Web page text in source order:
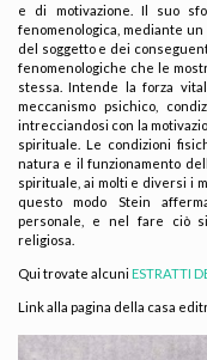
e di motivazione. Il suo
fenomenologica, mediante
del soggetto e dei
fenomenologiche che le
stessa. Intende la forza
meccanismo psichico,
intrecciandosi con la
spirituale. Le condizioni
natura e il funzionamento
spirituale, ai molti e diversi i
questo modo Stein
personale, e nel fare ciò si
religiosa.
Qui trovate alcuni ESTRATTI
Link alla pagina della casa